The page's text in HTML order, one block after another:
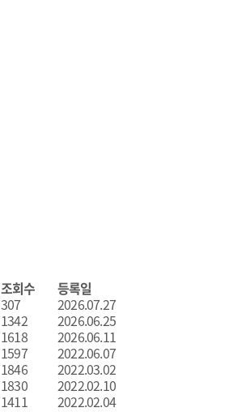
조회수
등록일
307
2026.07.27
1342
2026.06.25
1618
2026.06.11
1597
2022.06.07
1846
2022.03.02
1830
2022.02.10
1411
2022.02.04